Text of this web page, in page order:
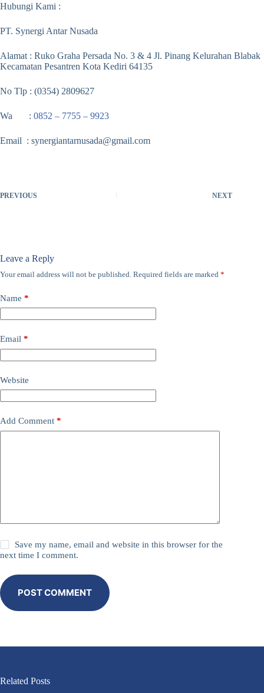
Hubungi Kami :
PT. Synergi Antar Nusada
Alamat : Ruko Graha Persada No. 3 & 4 Jl. Pinang Kelurahan Blabak
Kecamatan Pesantren Kota Kediri 64135
No Tlp : (0354) 2809627
Wa : 0852 – 7755 – 9923
Email : synergiantarnusada@gmail.com
PREVIOUS NEXT
Leave a Reply
Your email address will not be published. Required fields are marked *
Name *
Email *
Website
Add Comment *
Save my name, email and website in this browser for the
next time I comment.
POST COMMENT
Related Posts